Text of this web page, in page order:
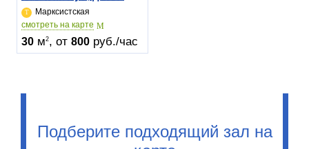
Марксистская
cмотреть на карте
30 м2, от 800 руб./час
Подберите подходящий зал на